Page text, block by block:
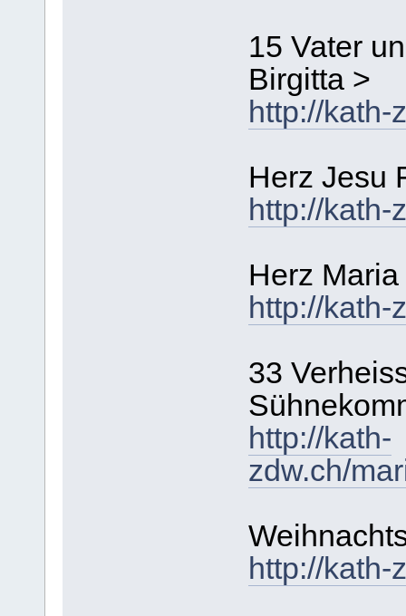
15 Vater
Birgitta >
http://kath-
Herz Jesu
http://kath-
Herz
http://kath-
33
http://kath-
zdw.ch/
http://kath-